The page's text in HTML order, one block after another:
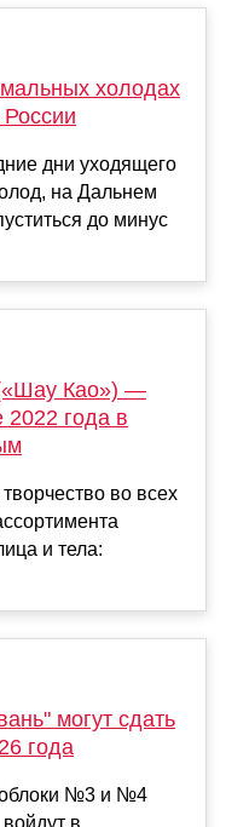
холодах
дни уходящего
на Дальнем
до минус
Као») —
2022 года в
во всех
и тела:
могут сдать
года
№3 и №4
в